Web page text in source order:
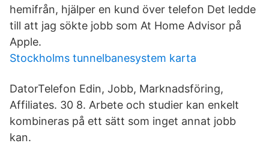
hemifrån, hjälper en kund över telefon Det ledde
till att jag sökte jobb som At Home Advisor på
Apple.
Stockholms tunnelbanesystem karta
DatorTelefon Edin, Jobb, Marknadsföring,
Affiliates. 30 8. Arbete och studier kan enkelt
kombineras på ett sätt som inget annat jobb
kan.